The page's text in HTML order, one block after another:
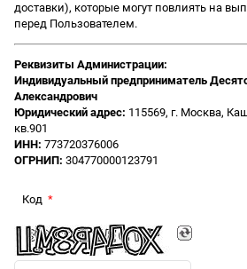
доставки), которые могут повлиять на
перед Пользователем.
Реквизиты Администрации:
Индивидуальный предприниматель
Александрович
Юридический адрес: 115569, г. Москва,
кв.901
ИНН: 773720376006
ОГРНИП: 304770000123791
Код